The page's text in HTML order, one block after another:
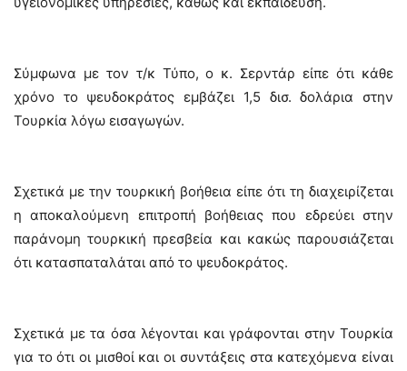
Σύμφωνα με τον τ/κ Τύπο, ο κ. Σερντάρ είπε ότι κάθε
χρόνο το ψευδοκράτος εμβάζει 1,5 δισ. δολάρια στην
Τουρκία λόγω εισαγωγών.
Σχετικά με την τουρκική βοήθεια είπε ότι τη διαχειρίζεται
η αποκαλούμενη επιτροπή βοήθειας που εδρεύει στην
παράνομη τουρκική πρεσβεία και κακώς παρουσιάζεται
ότι κατασπαταλάται από το ψευδοκράτος.
Σχετικά με τα όσα λέγονται και γράφονται στην Τουρκία
για το ότι οι μισθοί και οι συντάξεις στα κατεχόμενα είναι